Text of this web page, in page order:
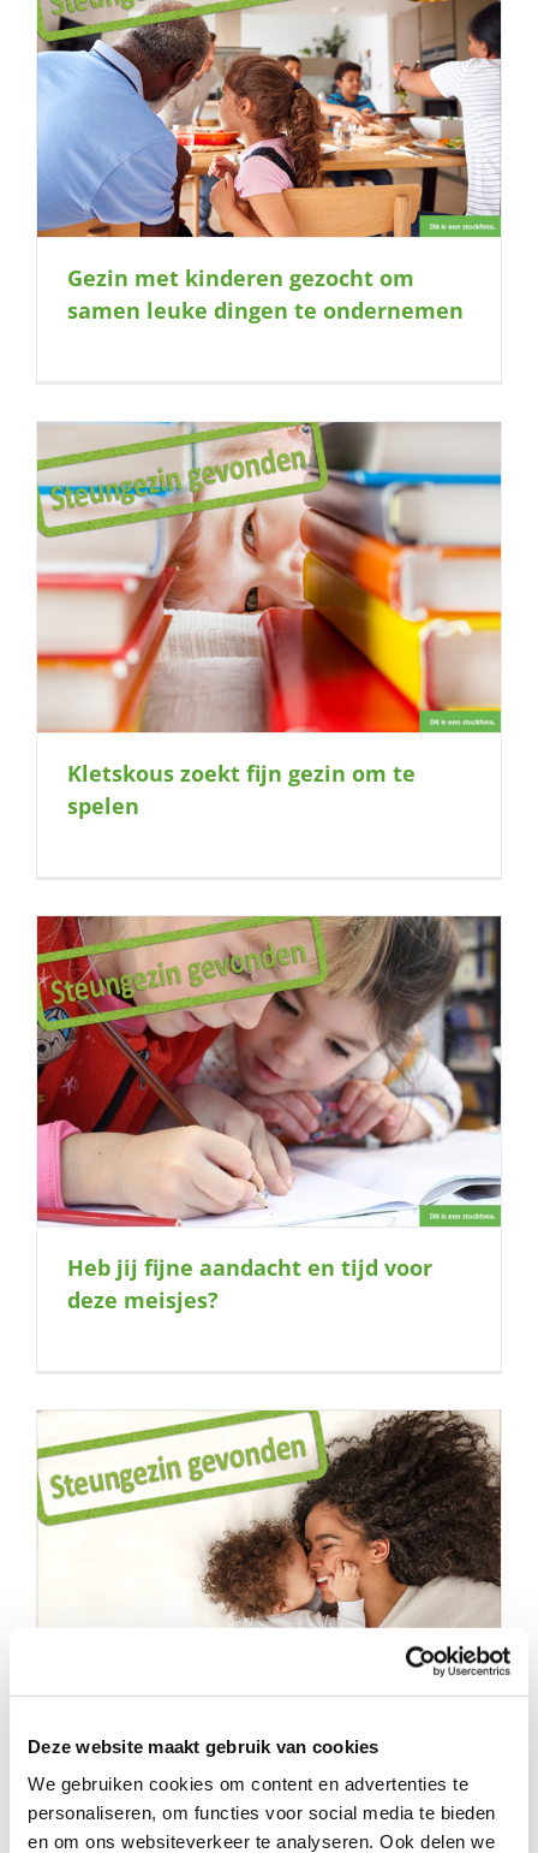
Deze website maakt gebruik van cookies
We gebruiken cookies om content en advertenties te
personaliseren, om functies voor social media te bieden
en om ons websiteverkeer te analyseren. Ook delen we
Gezin met kinderen gezocht om
samen leuke dingen te ondernemen
Kletskous zoekt fijn gezin om te
spelen
Heb jij fijne aandacht en tijd voor
deze meisjes?
Knuffel jij binnenkort met deze blije
baby?